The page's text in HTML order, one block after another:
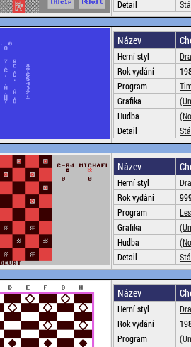
Detail
Název
Herní styl
Rok vydání
Program
Grafika
Hudba
Detail
Název
Herní styl
Rok vydání
Program
Grafika
Hudba
Detail
Název
Herní styl
Rok vydání
Program